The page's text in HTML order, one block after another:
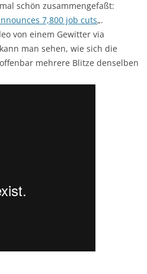
schön zusammengefaßt:
7,800 job cuts„.
von einem Gewitter via
man sehen, wie sich die
mehrere Blitze denselben